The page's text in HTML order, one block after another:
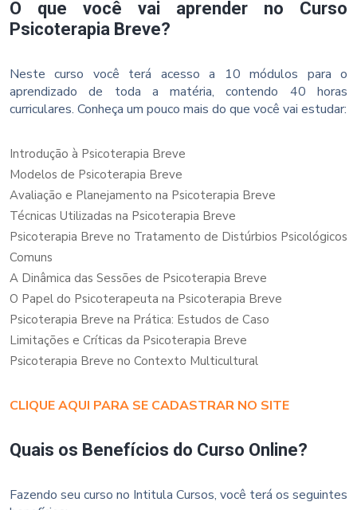
O que você vai aprender no Curso
Psicoterapia Breve?
Neste curso você terá acesso a 10 módulos para o
aprendizado de toda a matéria, contendo 40 horas
curriculares. Conheça um pouco mais do que você vai estudar:
Introdução à Psicoterapia Breve
Modelos de Psicoterapia Breve
Avaliação e Planejamento na Psicoterapia Breve
Técnicas Utilizadas na Psicoterapia Breve
Psicoterapia Breve no Tratamento de Distúrbios Psicológicos
Comuns
A Dinâmica das Sessões de Psicoterapia Breve
O Papel do Psicoterapeuta na Psicoterapia Breve
Psicoterapia Breve na Prática: Estudos de Caso
Limitações e Críticas da Psicoterapia Breve
Psicoterapia Breve no Contexto Multicultural
CLIQUE AQUI PARA SE CADASTRAR NO SITE
Quais os Benefícios do Curso Online?
Fazendo seu curso no Intitula Cursos, você terá os seguintes